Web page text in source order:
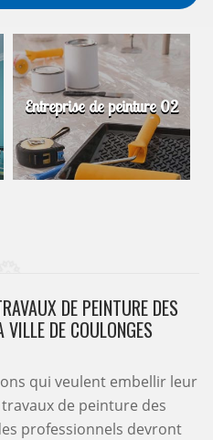
Entreprise de peinture 02
DE PEINTURE DES
DE COULONGES
qui veulent embellir leur
de peinture des
professionnels devront